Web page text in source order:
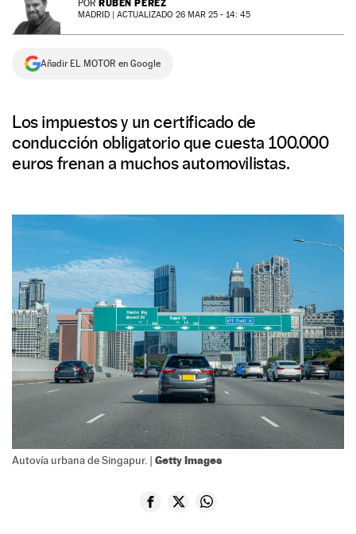
NEWSLETTER
SÍGUENOS
POR RUBÉN PÉREZ
MADRID | ACTUALIZADO 26 MAR 25 - 14: 45
Añadir EL MOTOR en Google
Los impuestos y un certificado de
conducción obligatorio que cuesta 100.000
euros frenan a muchos automovilistas.
Autovía urbana de Singapur. | Getty Images